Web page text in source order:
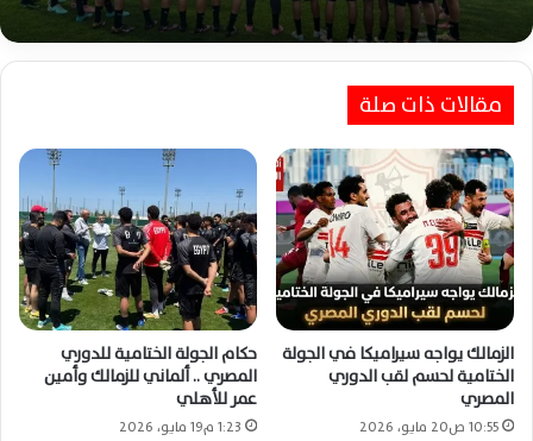
مقالات ذات صلة
الزمالك يواجه سيراميكا في الجولة
الختامية لحسم لقب الدوري
المصري
10:55 ص20 مايو، 2026
حكام الجولة الختامية للدوري
المصري .. ألماني للزمالك وأمين
عمر للأهلي
1:23 م19 مايو، 2026